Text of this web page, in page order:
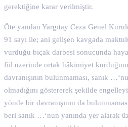
gerektiğine karar verilmiştir.
Öte yandan Yargıtay Ceza Genel
91 sayı ile; ani gelişen kavgada
vurduğu bıçak darbesi sonucunda
fiil üzerinde ortak hâkimiyet
davranışının bulunmaması, sanık
olmadığını göstererek şekilde
yönde bir davranışının da
beri sanık …‘nun yanında yer alarak